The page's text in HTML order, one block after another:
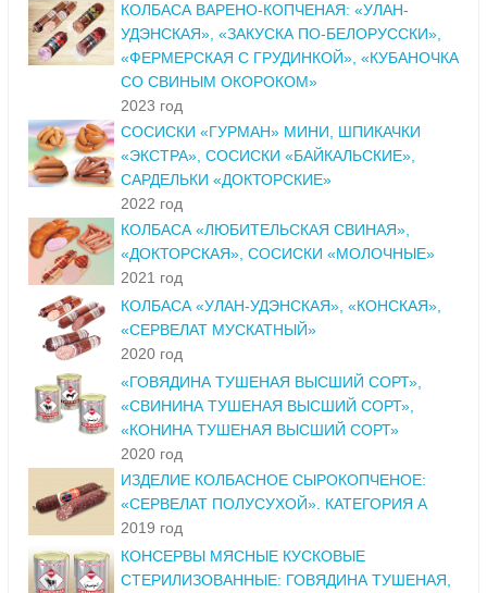
КОЛБАСА ВАРЕНО-КОПЧЕНАЯ: «УЛАН-
УДЭНСКАЯ», «ЗАКУСКА ПО-БЕЛОРУССКИ»,
«ФЕРМЕРСКАЯ С ГРУДИНКОЙ», «КУБАНОЧКА
СО СВИНЫМ ОКОРОКОМ»
2023 год
СОСИСКИ «ГУРМАН» МИНИ, ШПИКАЧКИ
«ЭКСТРА», СОСИСКИ «БАЙКАЛЬСКИЕ»,
САРДЕЛЬКИ «ДОКТОРСКИЕ»
2022 год
КОЛБАСА «ЛЮБИТЕЛЬСКАЯ СВИНАЯ»,
«ДОКТОРСКАЯ», СОСИСКИ «МОЛОЧНЫЕ»
2021 год
КОЛБАСА «УЛАН-УДЭНСКАЯ», «КОНСКАЯ»,
«СЕРВЕЛАТ МУСКАТНЫЙ»
2020 год
«ГОВЯДИНА ТУШЕНАЯ ВЫСШИЙ СОРТ»,
«СВИНИНА ТУШЕНАЯ ВЫСШИЙ СОРТ»,
«КОНИНА ТУШЕНАЯ ВЫСШИЙ СОРТ»
2020 год
ИЗДЕЛИЕ КОЛБАСНОЕ СЫРОКОПЧЕНОЕ:
«СЕРВЕЛАТ ПОЛУСУХОЙ». КАТЕГОРИЯ А
2019 год
КОНСЕРВЫ МЯСНЫЕ КУСКОВЫЕ
СТЕРИЛИЗОВАННЫЕ: ГОВЯДИНА ТУШЕНАЯ,